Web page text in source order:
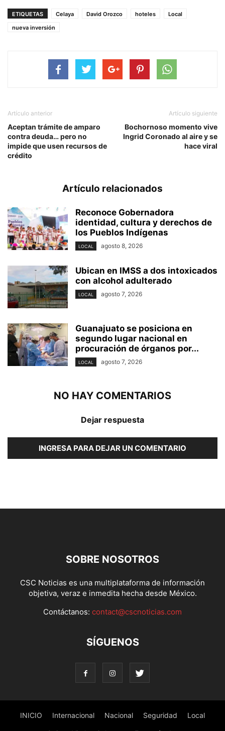
ETIQUETAS Celaya David Orozco hoteles
Local
nueva inversión
Artículo anterior
Aceptan trámite de amparo
contra deuda… pero no
impide que usen recursos de
crédito
Artículo siguiente
Bochornoso momento vive
Ingrid Coronado al aire y se
hace viral
Artículo relacionados
Reconoce Gobernadora
identidad, cultura y derechos de
los Pueblos Indígenas
LOCAL agosto 8, 2026
Ubican en IMSS a dos intoxicados
con alcohol adulterado
LOCAL agosto 7, 2026
Guanajuato se posiciona en
segundo lugar nacional en
procuración de órganos por...
LOCAL agosto 7, 2026
NO HAY COMENTARIOS
Dejar respuesta
INGRESA PARA DEJAR UN COMENTARIO
SOBRE NOSOTROS
CSC Noticias es una multiplataforma de información
objetiva, veraz e inmedita hecha desde México.
Contáctanos: contact@cscnoticias.com
SÍGUENOS
INICIO Internacional Nacional Seguridad Local